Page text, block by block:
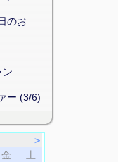
のお
ン
ー (3/6)
＞
金 土